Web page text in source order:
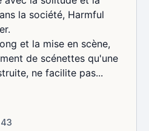
la société, Harmful
et la mise en scène,
de scénettes qu'une
ne facilite pas...